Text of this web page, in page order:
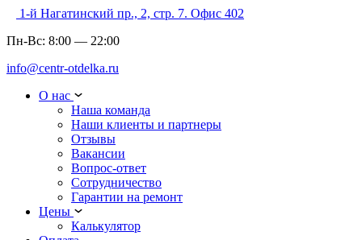
1-й Нагатинский пр., 2, стр. 7. Офис 402
Пн-Вс: 8:00 — 22:00
info@centr-otdelka.ru
О нас
Наша команда
Наши клиенты и партнеры
Отзывы
Вакансии
Вопрос-ответ
Сотрудничество
Гарантии на ремонт
Цены
Калькулятор